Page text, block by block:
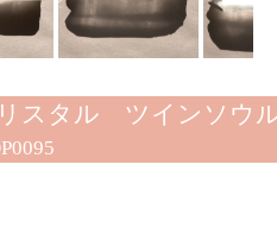
スタル ツインソウ